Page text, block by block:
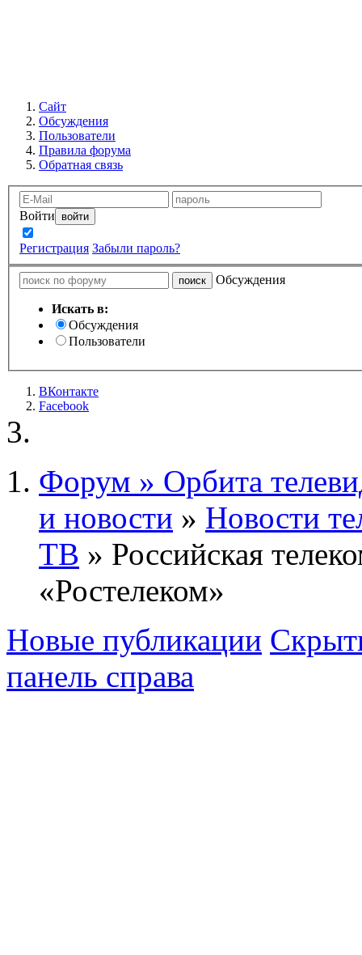
Сайт
Обсуждения
Пользователи
Правила форума
Обратная связь
Войти
Регистрация Забыли пароль?
Обсуждения
Искать в:
Обсуждения
Пользователи
ВКонтакте
Facebook
Форум » Орбита
и новости » Новости
ТВ » Российская
«Ростелеком»
Новые публикации
панель справа